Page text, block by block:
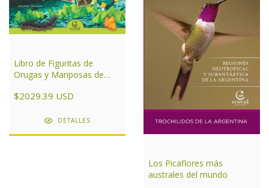
Libro de Figuritas de
Orugas y Mariposas de
$2029.39 USD
DETALLES
Los Picaflores más
australes del mundo